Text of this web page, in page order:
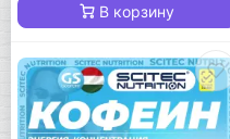
В корзину